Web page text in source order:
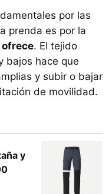
por las
prenda es por la
. El tejido
bajos hace que
y subir o bajar
de movilidad.
y